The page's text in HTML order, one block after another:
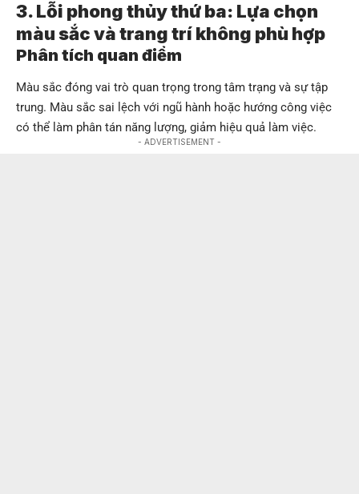
3. Lỗi phong thủy thứ ba: Lựa chọn
màu sắc và trang trí không phù hợp
Phân tích quan điểm
Màu sắc đóng vai trò quan trọng trong tâm trạng và sự tập
trung. Màu sắc sai lệch với ngũ hành hoặc hướng công việc
có thể làm phân tán năng lượng, giảm hiệu quả làm việc.
- ADVERTISEMENT -